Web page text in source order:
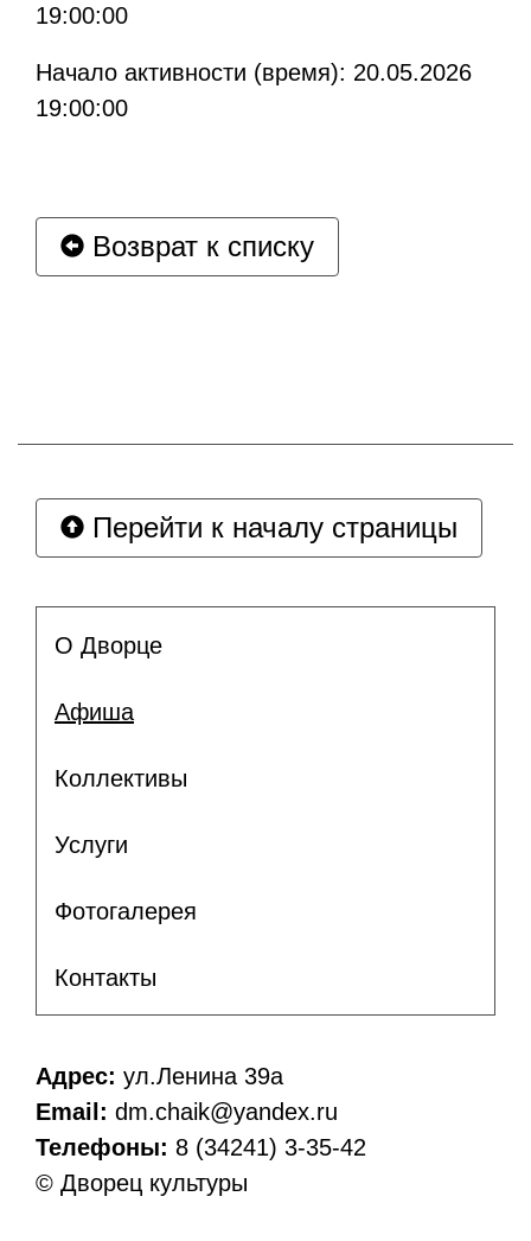
19:00:00
Начало активности (время): 20.05.2026
19:00:00
Возврат к списку
Перейти к началу страницы
О Дворце
Афиша
Коллективы
Услуги
Фотогалерея
Контакты
Адрес: ул.Ленина 39а
Email: dm.chaik@yandex.ru
Телефоны: 8 (34241) 3-35-42
© Дворец культуры